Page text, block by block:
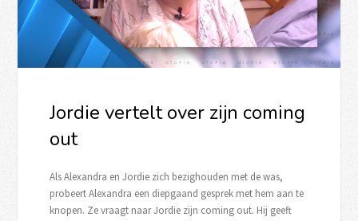
Jordie vertelt over zijn coming
out
Als Alexandra en Jordie zich bezighouden met de was,
probeert Alexandra een diepgaand gesprek met hem aan te
knopen. Ze vraagt naar Jordie zijn coming out. Hij geeft